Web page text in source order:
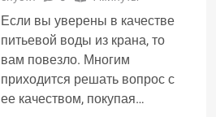
Если вы уверены в качестве
питьевой воды из крана, то
вам повезло. Многим
приходится решать вопрос с
ее качеством, покупая…